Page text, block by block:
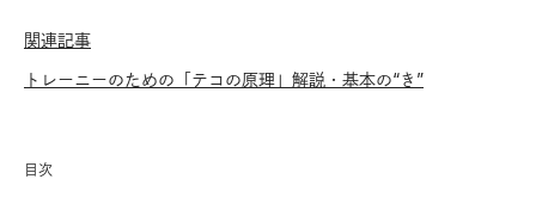
関連記事
トレーニーのための「テコの原理」解説・基本の“き”
目次